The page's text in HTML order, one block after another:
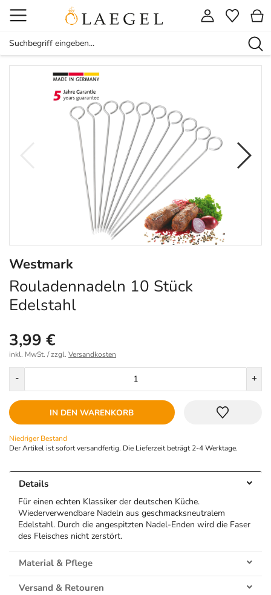
Westmark
Rouladennadeln 10 Stück
Edelstahl
3,99 €
inkl. MwSt. / zzgl. Versandkosten
- +
IN DEN WARENKORB
Niedriger Bestand
Der Artikel ist sofort versandfertig. Die Lieferzeit beträgt 2-4 Werktage.
Details
Für einen echten Klassiker der deutschen Küche.
Wiederverwendbare Nadeln aus geschmacksneutralem
Edelstahl. Durch die angespitzten Nadel-Enden wird die Faser
des Fleisches nicht zerstört.
Material & Pflege
Versand & Retouren